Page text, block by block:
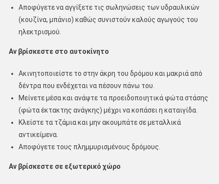
Αποφύγετε να αγγίξετε τις σωληνώσεις των υδραυλικών
(κουζίνα, μπάνιο) καθώς συνιστούν καλούς αγωγούς του
ηλεκτρισμού.
Αν βρίσκεστε στο αυτοκίνητο
Ακινητοποιείστε το στην άκρη του δρόμου και μακριά από
δέντρα που ενδέχεται να πέσουν πάνω του.
Μείνετε μέσα και ανάψτε τα προειδοποιητικά φώτα στάσης
(φώτα έκτακτης ανάγκης) μέχρι να κοπάσει η καταιγίδα.
Κλείστε τα τζάμια και μην ακουμπάτε σε μεταλλικά
αντικείμενα.
Αποφύγετε τους πλημμυρισμένους δρόμους.
Αν βρίσκεστε σε εξωτερικό χώρο